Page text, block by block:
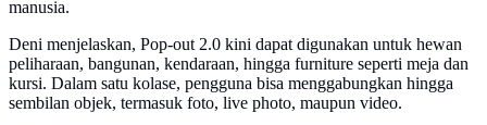
manusia.
Deni menjelaskan, Pop-out 2.0 kini dapat digunakan untuk hewan
peliharaan, bangunan, kendaraan, hingga furniture seperti meja dan
kursi. Dalam satu kolase, pengguna bisa menggabungkan hingga
sembilan objek, termasuk foto, live photo, maupun video.